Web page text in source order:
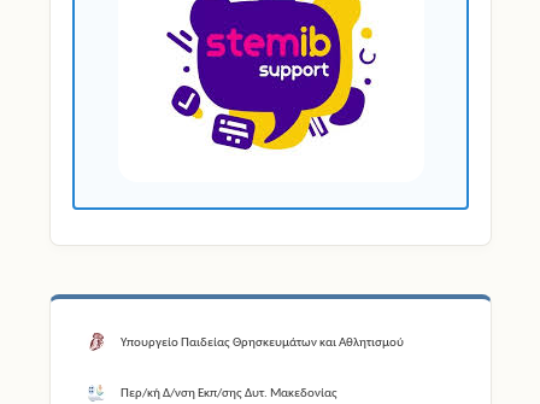
Υπουργείο Παιδείας Θρησκευμάτων και Αθλητισμού
Περ/κή Δ/νση Εκπ/σης Δυτ. Μακεδονίας